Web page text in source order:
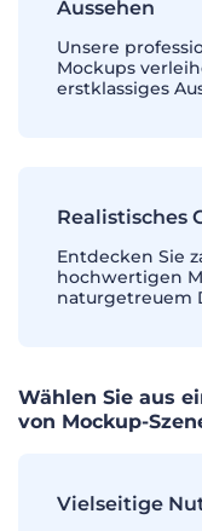
Aussehen
Unsere
Mockups
erstklassiges
Realistisches
Entdecken Sie
hochwertigen
naturgetreuem
Wählen Sie aus
von Mockup-
Vielseitige